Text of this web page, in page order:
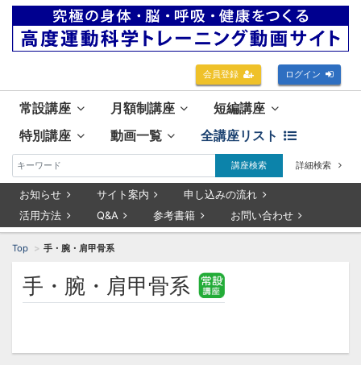
会員登録 ログイン
常設講座 月額制講座
短編講座
特別講座
動画一覧 全講座リスト
講座検索 詳細検索
お知らせ サイト案内
申し込みの流れ
活用方法
Q&A 参考書籍 お問い合わせ
Top 手・腕・肩甲骨系
手・腕・肩甲骨系